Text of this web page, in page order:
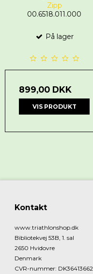
Zipp
00.6518.011.000
På lager
899,00 DKK
VIS PRODUKT
Kontakt
www.triathlonshop.dk
Bibliotekvej 53B, 1. sal
2650 Hvidovre
Denmark
CVR-nummer: DK36413662